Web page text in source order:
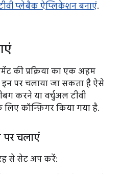
प्लेबैक ऐप्लिकेशन बनाएं.
की प्रक्रिया का एक अहम
इन पर चलाया जा सकता है ऐसे
करने या वर्चुअल टीवी
कॉन्फ़िगर किया गया है.
चलाएं
से सेट अप करें: